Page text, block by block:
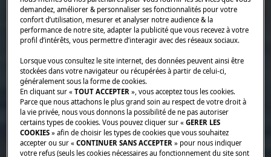
demandez, améliorer & personnaliser ses fonctionnalités pour votre
confort d’utilisation, mesurer et analyser notre audience & la
performance de notre site, adapter la publicité que vous recevez à votre
profil d’intérêts, vous permettre d’interagir avec des réseaux sociaux.
Lorsque vous consultez le site internet, des données peuvent ainsi être
stockées dans votre navigateur ou récupérées à partir de celui-ci,
généralement sous la forme de cookies.
En cliquant sur «TOUT ACCEPTER », vous acceptez tous les cookies.
Parce que nous attachons le plus grand soin au respect de votre droit à
la vie privée, nous vous donnons la possibilité de ne pas autoriser
certains types de cookies. Vous pouvez cliquer sur «GERER LES
COOKIES » afin de choisir les types de cookies que vous souhaitez
accepter ou sur «CONTINUER SANS ACCEPTER » pour nous indiquer
votre refus (seuls les cookies nécessaires au fonctionnement du site sont